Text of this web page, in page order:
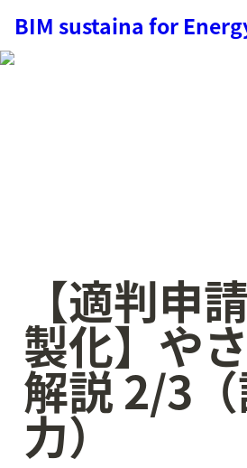
BIM sustaina for
【適判申
製化】や
解説 2/3
力）